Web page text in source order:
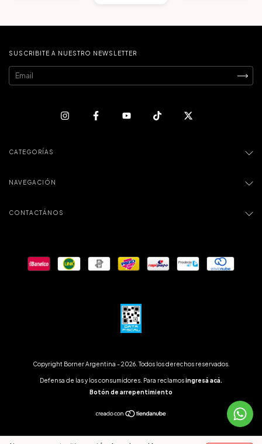
SUSCRIBITE A NUESTRO NEWSLETTER
CATEGORÍAS
NAVEGACIÓN
CONTACTÁNOS
Copyright Borner Argentina - 2026. Todos los derechos reservados.
Defensa de las y los consumidores. Para reclamosingresá acá.
Botón de arrepentimiento